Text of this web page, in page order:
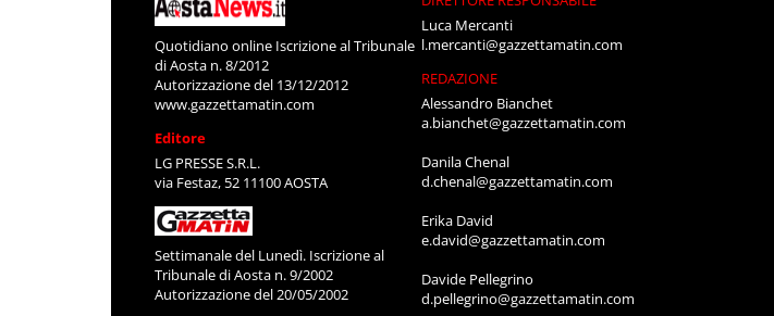
Quotidiano online Iscrizione al Tribunale
di Aosta n. 8/2012
Autorizzazione del 13/12/2012
www.gazzettamatin.com
Editore
LG PRESSE S.R.L.
via Festaz, 52 11100 AOSTA
Settimanale del Lunedì. Iscrizione al
Tribunale di Aosta n. 9/2002
Autorizzazione del 20/05/2002
Luca Mercanti
l.mercanti@gazzettamatin.com
REDAZIONE
Alessandro Bianchet
a.bianchet@gazzettamatin.com
Danila Chenal
d.chenal@gazzettamatin.com
Erika David
e.david@gazzettamatin.com
Davide Pellegrino
d.pellegrino@gazzettamatin.com